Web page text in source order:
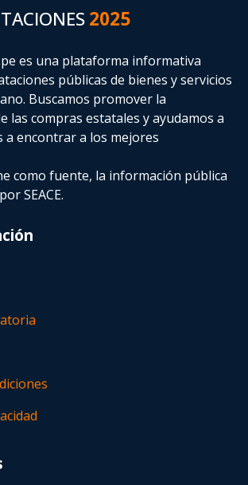
2025
es una plataforma informativa
públicas de bienes y servicios
Buscamos promover la
las compras estatalesy ayudamos a
a encontrar a los mejores
como fuente, la información pública
SEACE.